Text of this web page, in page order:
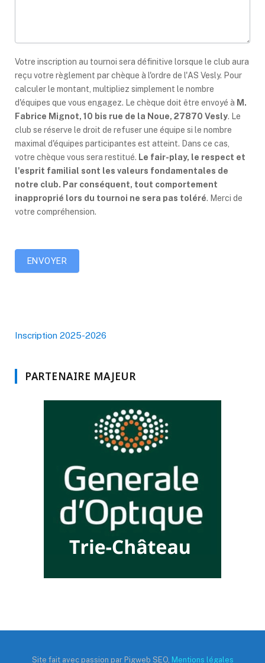
Votre inscription au tournoi sera définitive lorsque le club aura
reçu votre règlement par chèque à l'ordre de l'AS Vesly. Pour
calculer le montant, multipliez simplement le nombre
d'équipes que vous engagez. Le chèque doit être envoyé à M.
Fabrice Mignot, 10 bis rue de la Noue, 27870 Vesly. Le
club se réserve le droit de refuser une équipe si le nombre
maximal d'équipes participantes est atteint. Dans ce cas,
votre chèque vous sera restitué. Le fair-play, le respect et
l'esprit familial sont les valeurs fondamentales de
notre club. Par conséquent, tout comportement
inapproprié lors du tournoi ne sera pas toléré. Merci de
votre compréhension.
ENVOYER
Inscription 2025-2026
PARTENAIRE MAJEUR
Site fait avec passion par Pigweb SEO, Mentions légales